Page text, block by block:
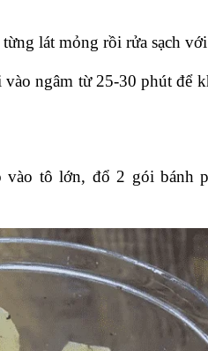
lát mỏng rồi rửa sạch
ngâm từ 25-30 phút để
tô lớn, đổ 2 gói bánh